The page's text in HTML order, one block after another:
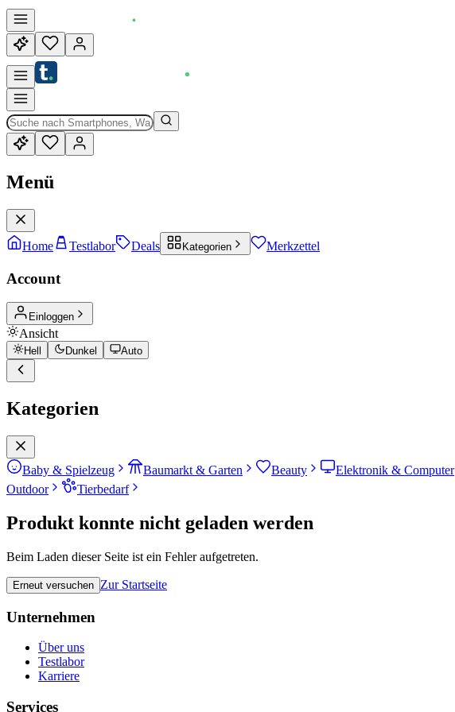
Menü
Home Testlabor Deals Kategorien Merkzettel
Account
Einloggen
Ansicht
Hell Dunkel Auto
Kategorien
Baby & Spielzeug Baumarkt & Garten Beauty Elektronik & Computer
Outdoor
Tierbedarf
Produkt konnte nicht geladen werden
Beim Laden dieser Seite ist ein Fehler aufgetreten.
Erneut versuchen Zur Startseite
Unternehmen
Über uns
Testlabor
Karriere
Services